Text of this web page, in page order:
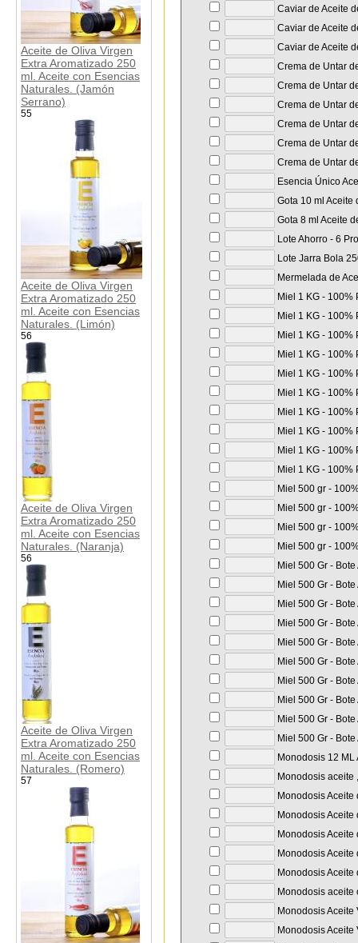
Aceite de Oliva Virgen
Extra Aromatizado 250
ml. Aceite con Esencias
Naturales. (Jamón
Serrano)
55
Aceite de Oliva Virgen
Extra Aromatizado 250
ml. Aceite con Esencias
Naturales. (Limón)
56
Aceite de Oliva Virgen
Extra Aromatizado 250
ml. Aceite con Esencias
Naturales. (Naranja)
56
Aceite de Oliva Virgen
Extra Aromatizado 250
ml. Aceite con Esencias
Naturales. (Romero)
57
Caviar de Aceite
Caviar de Aceite
Caviar de Aceite
Crema de Untar
Crema de Untar
Crema de Untar
Crema de Untar
Crema de Untar
Crema de Untar
Esencia Único
Gota 10 ml
Gota 8 ml Aceite
Lote Ahorro - 6
Lote Jarra Bola
Mermelada de
Miel 1 KG - 100%
Miel 1 KG - 100%
Miel 1 KG - 100%
Miel 1 KG - 100%
Miel 1 KG - 100%
Miel 1 KG - 100%
Miel 1 KG - 100%
Miel 1 KG - 100%
Miel 1 KG - 100%
Miel 1 KG - 100%
Miel 500 gr -
Miel 500 gr -
Miel 500 gr -
Miel 500 gr -
Miel 500 Gr -
Miel 500 Gr -
Miel 500 Gr -
Miel 500 Gr -
Miel 500 Gr -
Miel 500 Gr -
Miel 500 Gr -
Miel 500 Gr -
Miel 500 Gr -
Miel 500 Gr -
Monodosis 12
Monodosis aceite
Monodosis
Monodosis
Monodosis
Monodosis
Monodosis
Monodosis aceite
Monodosis
Monodosis